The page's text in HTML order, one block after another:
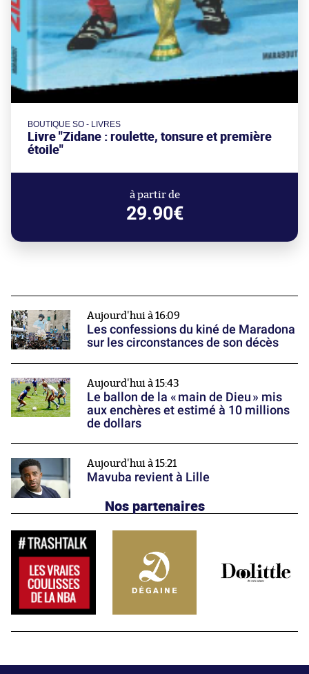
BOUTIQUE SO - LIVRES
Livre "Zidane : roulette, tonsure et première
étoile"
à partir de
29.90€
Aujourd'hui à 16:09
Les confessions du kiné de Maradona
sur les circonstances de son décès
Aujourd'hui à 15:43
Le ballon de la « main de Dieu » mis
aux enchères et estimé à 10 millions
de dollars
Aujourd'hui à 15:21
Mavuba revient à Lille
Nos partenaires